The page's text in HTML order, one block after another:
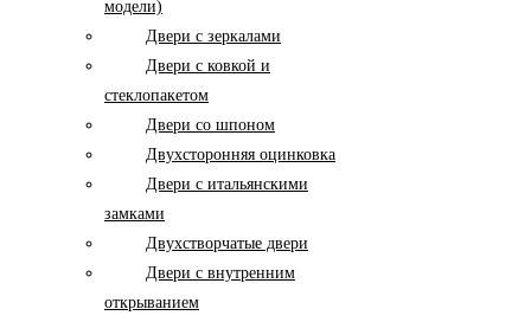
модели)
Двери с зеркалами
Двери с ковкой и
стеклопакетом
Двери со шпоном
Двухсторонняя оцинковка
Двери с итальянскими
замками
Двухстворчатые двери
Двери с внутренним
открыванием